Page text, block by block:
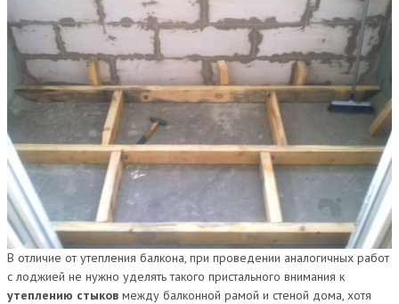
В отличие от утепления балкона, при проведении аналогичных работ
с лоджией не нужно уделять такого пристального внимания к
утеплению стыков между балконной рамой и стеной дома, хотя